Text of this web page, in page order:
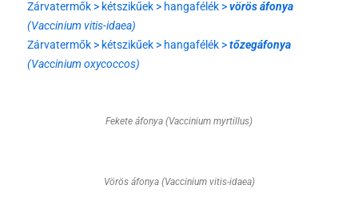
Zárvatermők > kétszikűek > hangafélék >vörös áfonya
(Vaccinium vitis-idaea)
Zárvatermők > kétszikűek > hangafélék >tőzegáfonya
(Vaccinium oxycoccos)
Fekete áfonya (Vaccinium myrtillus)
Vörös áfonya (Vaccinium vitis-idaea)